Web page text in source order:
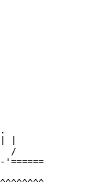
|
/